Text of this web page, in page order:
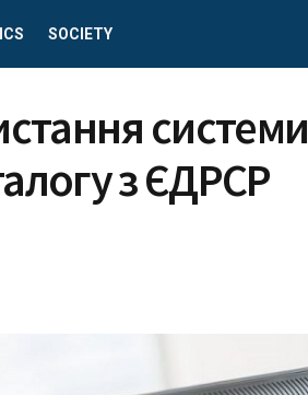
SOCIETY
системи
з ЄДРСР